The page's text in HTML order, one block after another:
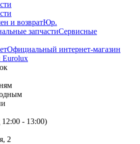
и возвратЮр.
запчастиСервисные
Официальный интернет-магазин
Eurolux
- 13:00)
2